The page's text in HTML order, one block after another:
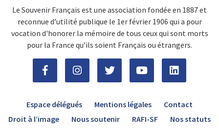
Le Souvenir Français est une association fondée en 1887 et
reconnue d’utilité publique le 1er février 1906 qui a pour
vocation d'honorer la mémoire de tous ceux qui sont morts
pour la France qu’ils soient Français ou étrangers.
Espace délégués Mentions légales
Contact
Droit à l’image
Nous soutenir RAFI-SF Nos statuts